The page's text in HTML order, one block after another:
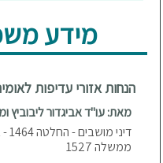
מידע
הנחות אזורי עדיפות לאומית
מאת: עו"ד אביגדור ליבוביץ
ממשלה 1527